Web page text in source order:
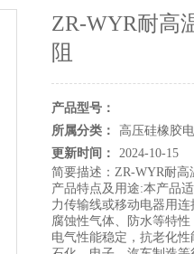
ZR-WYR耐高
阻
产品型号：
所属分类：
高压硅橡胶
更新时间：
2024-10-15
简要描述： ZR-WYR耐高
产品特点及用途:本产品
力传输线或移动电器用
腐蚀性气体、防水等特
电气性能稳定，抗老化性